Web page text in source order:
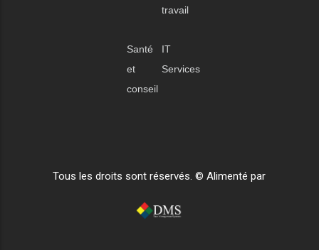
travail
Santé
et
conseil
IT
Services
Tous les droits sont réservés. © Alimenté par